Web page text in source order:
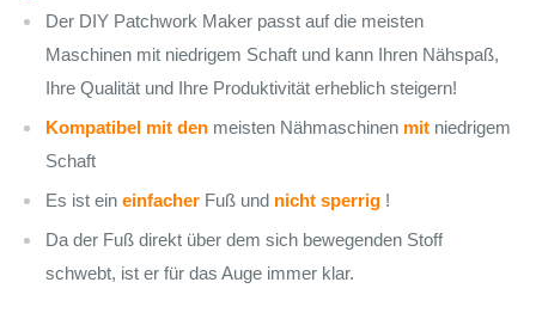
Der DIY Patchwork Maker passt auf die meisten
Maschinen mit niedrigem Schaft und kann Ihren Nähspaß,
Ihre Qualität und Ihre Produktivität erheblich steigern!
Kompatibel mit den meisten Nähmaschinen mit niedrigem
Schaft
Es ist ein einfacher Fuß und nicht sperrig !
Da der Fuß direkt über dem sich bewegenden Stoff
schwebt, ist er für das Auge immer klar.